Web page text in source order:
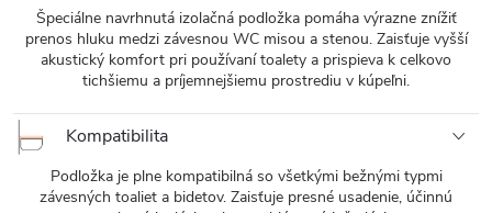
Špeciálne navrhnutá izolačná podložka pomáha výrazne znížiť
prenos hluku medzi závesnou WC misou a stenou. Zaisťuje vyšší
akustický komfort pri používaní toalety a prispieva k celkovo
tichšiemu a príjemnejšiemu prostrediu v kúpeľni.
Kompatibilita
Podložka je plne kompatibilná so všetkými bežnými typmi
závesných toaliet a bidetov. Zaisťuje presné usadenie, účinnú